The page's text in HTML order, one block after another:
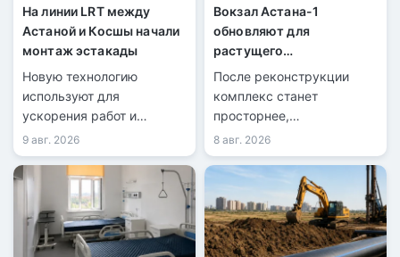
На линии LRT между
Астаной и Косшы начали
монтаж эстакады
Новую технологию
используют для
ускорения работ и
сокращения перекрытий
дорог.
9 авг. 2026
Вокзал Астана-1
обновляют для
растущего
пассажиропотока
После реконструкции
комплекс станет
просторнее,
технологичнее и
доступнее.
8 авг. 2026